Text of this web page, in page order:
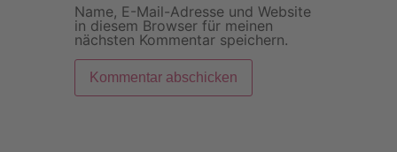
Name, E-Mail-Adresse und Website
in diesem Browser für meinen
nächsten Kommentar speichern.